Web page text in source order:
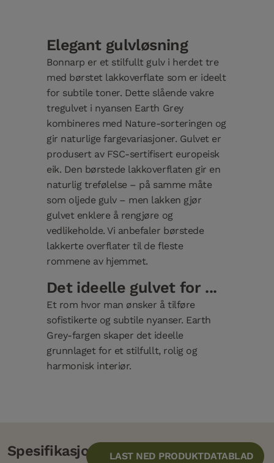
Elegant gulvløsning
Bonnarp er et stilfullt gulv i herdet tre
med børstet lakkoverflate som er ideelt
for subtile toner. Dette slående vakre
tregulvet i nyansen Earth Grey
kombineres med Nature-sorteringen og
gir naturlige fargevariasjoner. Gulvet er
produsert av FSC-sertifisert europeisk
eik. Den børstede lakkoverflaten gir en
naturlig trefølelse – på samme måte
som oljede gulv – men lakken gjør
gulvet enklere å rengjøre og
vedlikeholde. Vi anbefaler børstede
lakkerte overflater til de fleste
rommene av hjemmet.
Det ideelle gulvet for ...
Et rom hvor man ønsker å tilføre
sofistikerte og subtile nyanser. Earth
Grey-fargen skaper det ideelle
grunnlaget for et stilfullt, rolig og
harmonisk interiør.
LAST NED PRODUKTDATABLAD
Spesifikasjon